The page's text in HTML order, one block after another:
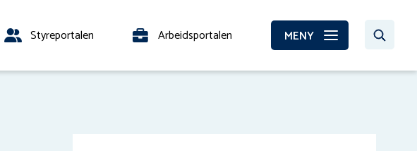
Styreportalen Arbeidsportalen MENY